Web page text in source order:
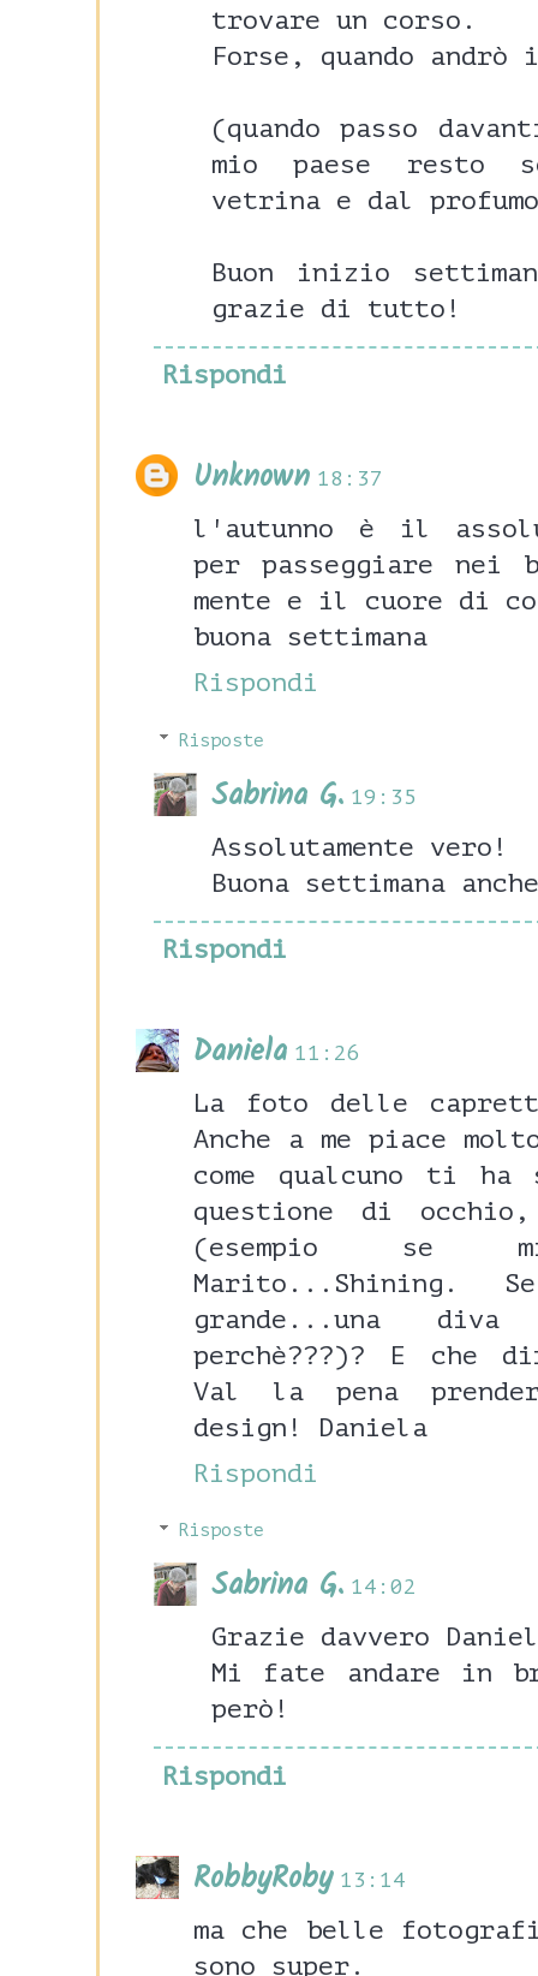
trovare un corso.
Forse, quando andrò
(quando passo
mio paese resto
vetrina e dal
Buon inizio
grazie di tutto!
Rispondi
Unknown 18:37
l'autunno è il
per passeggiare
mente e il cuore di
buona settimana
Rispondi
Risposte
Sabrina G. 19:35
Assolutamente vero!
Buona settimana
Rispondi
Daniela 11:26
La foto delle
Anche a me piace
come qualcuno ti
questione di
(esempio se
grande...una
perchè???)? E che
Val la pena
design! Daniela
Rispondi
Risposte
Sabrina G. 14:02
Grazie davvero
Mi fate andare in
però!
Rispondi
RobbyRoby 13:14
ma che belle
sono super.